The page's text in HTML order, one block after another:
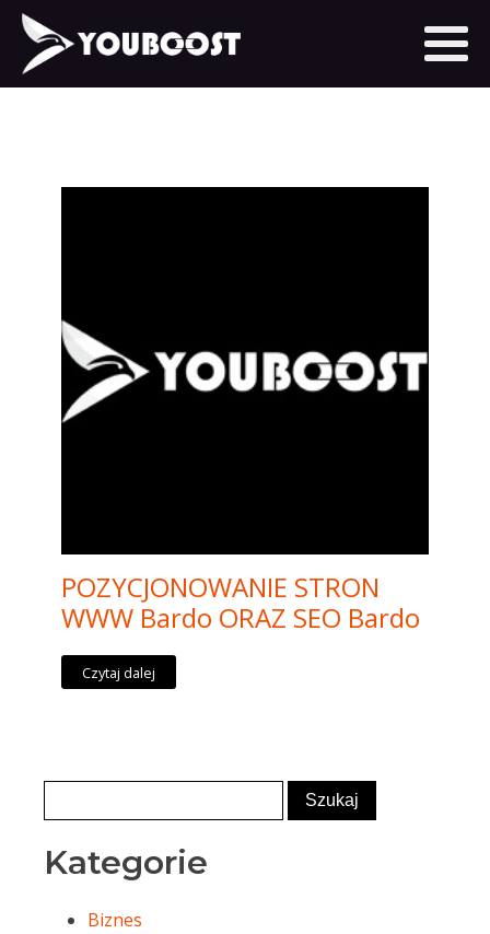
POZYCJONOWANIE STRON
WWW Bardo ORAZ SEO Bardo
Czytaj dalej
Kategorie
Biznes